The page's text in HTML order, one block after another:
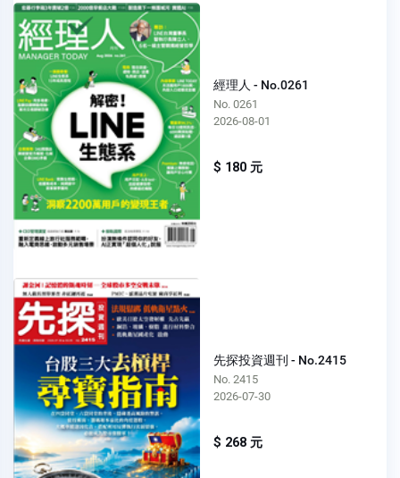
經理人 - No.0261
No. 0261
2026-08-01
$ 180 元
先探投資週刊 - No.2415
No. 2415
2026-07-30
$ 268 元